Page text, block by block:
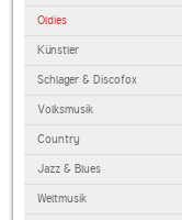
Oldies
Künstler
Schlager & Discofox
Volksmusik
Country
Jazz & Blues
Weltmusik